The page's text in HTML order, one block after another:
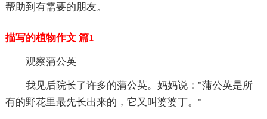
帮助到有需要的朋友。
描写的植物作文 篇1
观察蒲公英
我见后院长了许多的蒲公英。妈妈说："蒲公英是所
有的野花里最先长出来的，它又叫婆婆丁。"